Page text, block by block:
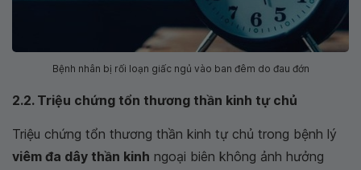
Bệnh nhân bị rối loạn giấc ngủ vào ban đêm do đau đớn
2.2. Triệu chứng tổn thương thần kinh tự chủ
Triệu chứng tổn thương thần kinh tự chủ trong bệnh lý
viêm đa dây thần kinh ngoại biên không ảnh hưởng